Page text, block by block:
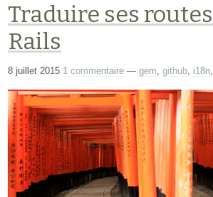
Traduire ses
Rails
8 juillet 2015 1 commentaire —gem ,github i18n